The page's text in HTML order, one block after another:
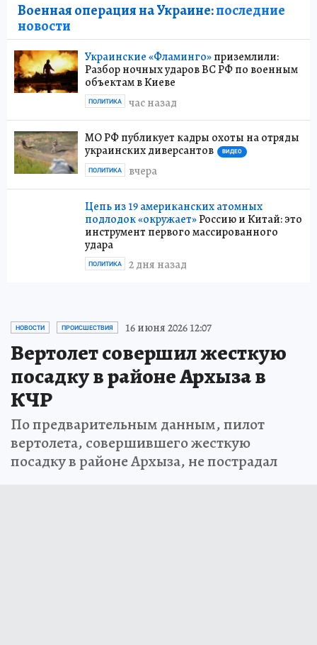
Военная операция на Украине:последние
новости
Украинские «Фламинго»приземлили:
Разбор ночных ударов ВС РФ по военным
объектам в Киеве
час назад
ПОЛИТИКА
МО РФ публикует кадры охоты на отряды
украинских диверсантов
ВИДЕО
вчера
ПОЛИТИКА
Цепь из 19 американских атомных
подлодок «окружает»Россию и Китай: это
инструмент первого массированного
удара
2 дня назад
ПОЛИТИКА
НОВОСТИ ПРОИСШЕСТВИЯ 16 июня 2026 12:07
Вертолет совершил жесткую
посадку в районе Архыза в
КЧР
По предварительным данным, пилот
вертолета, совершившего жесткую
посадку в районе Архыза, не пострадал